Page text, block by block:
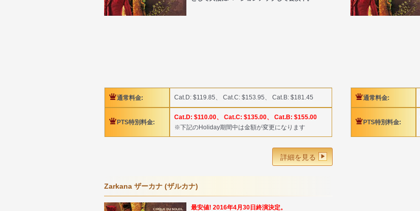
通常料金: Cat.D: $119.85、 Cat.C: $153.95、 Cat.B: $181.45
PTS特別料金:
Cat.D: $110.00、 Cat.C: $135.00、 Cat.B: $155.00
※下記のHoliday期間中は金額が変更になります
詳細を見る
通常料金:
PTS特別料金:
Zarkana ザーカナ (ザルカナ)
最安値! 2016年4月30日終演決定。